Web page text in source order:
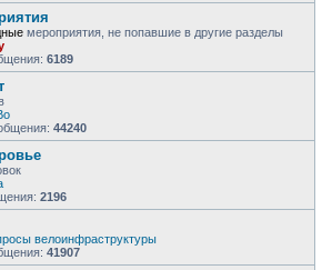
мероприятия, не попавшие в другие разделы
6189
44240
2196
велоинфраструктуры
41907